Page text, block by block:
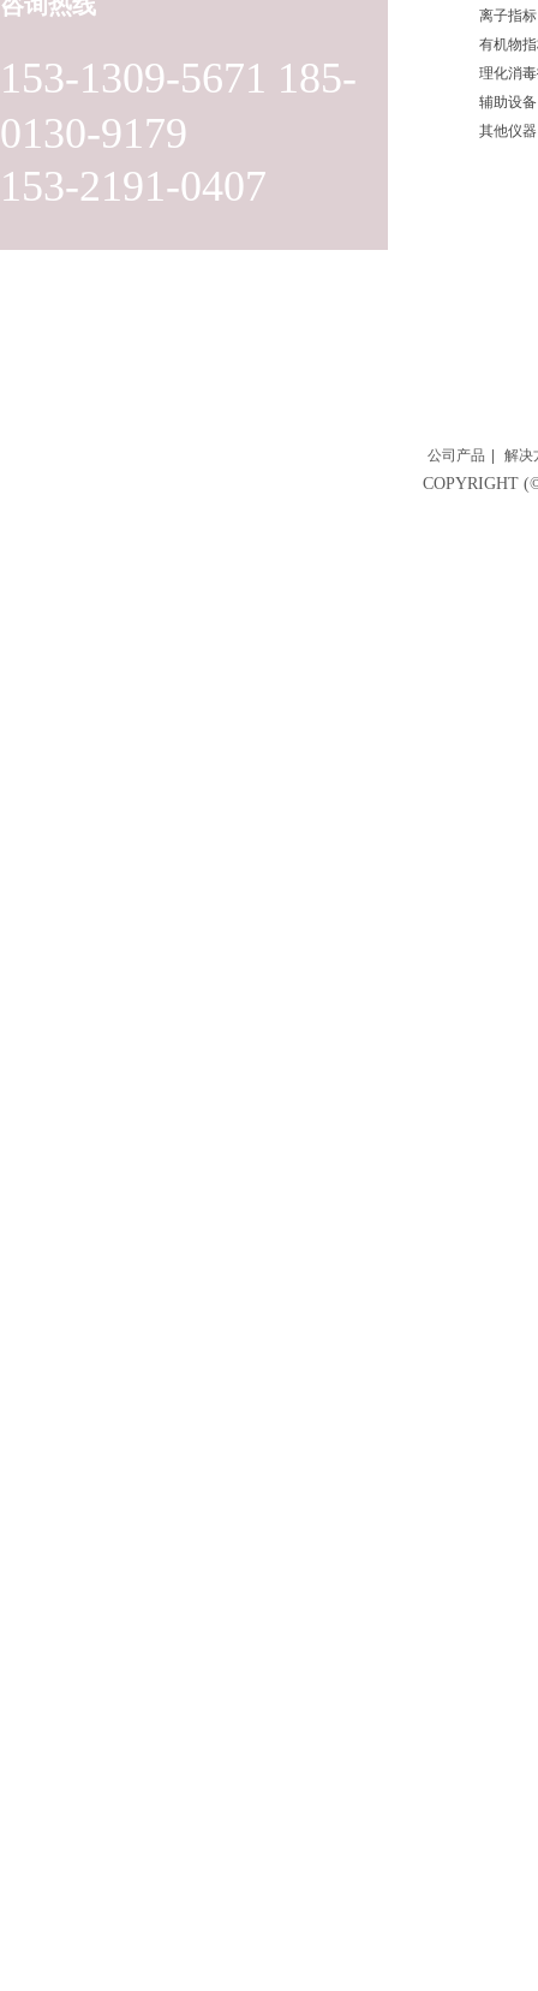
153-1309-5671 185-
0130-9179
153-2191-0407
离子指标
有机物
理化消
辅助设备
其他仪器
公司产品 解决
COPYRIGHT